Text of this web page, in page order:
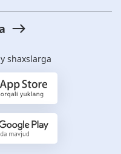
shaxslarga